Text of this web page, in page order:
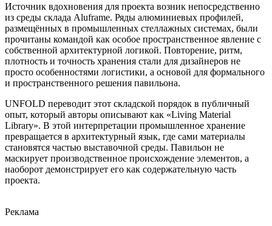
Источник вдохновения для проекта возник непосредственно
из среды склада Aluframe. Ряды алюминиевых профилей,
размещённых в промышленных стеллажных системах, были
прочитаны командой как особое пространственное явление с
собственной архитектурной логикой. Повторение, ритм,
плотность и точность хранения стали для дизайнеров не
просто особенностями логистики, а основой для формального
и пространственного решения павильона.
UNFOLD переводит этот складской порядок в публичный
опыт, который авторы описывают как «Living Material
Library». В этой интерпретации промышленное хранение
превращается в архитектурный язык, где сами материалы
становятся частью выставочной среды. Павильон не
маскирует производственное происхождение элементов, а
наоборот демонстрирует его как содержательную часть
проекта.
Реклама